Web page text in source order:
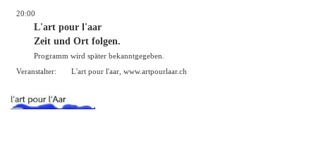
20:00
L'art pour l'aar
Zeit und Ort folgen.
Programm wird später bekanntgegeben.
Veranstalter:
L'art pour l'aar, www.artpourlaar.ch